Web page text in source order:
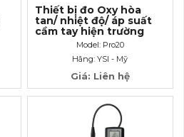
Thiết bị đo Oxy hòa
tan/ nhiệt độ/ áp suất
cầm tay hiện trường
Model: Pro20
Hãng: YSI - Mỹ
Giá: Liên hệ